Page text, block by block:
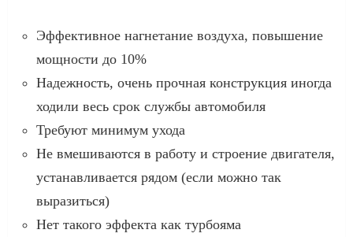
Эффективное нагнетание воздуха, повышение
мощности до 10%
Надежность, очень прочная конструкция иногда
ходили весь срок службы автомобиля
Требуют минимум ухода
Не вмешиваются в работу и строение двигателя,
устанавливается рядом (если можно так
выразиться)
Нет такого эффекта как турбояма